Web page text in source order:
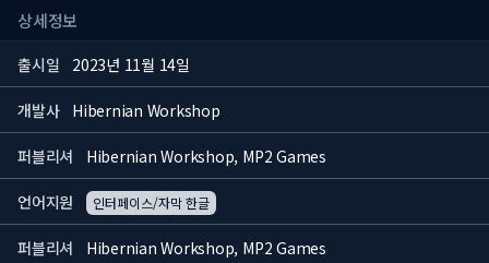
상세정보
출시일 2023년 11월 14일
개발사 Hibernian Workshop
퍼블리셔 Hibernian Workshop, MP2 Games
언어지원 인터페이스/자막 한글
퍼블리셔 Hibernian Workshop, MP2 Games